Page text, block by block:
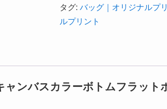
タグ:バッグ｜オリジナルプ
ルプリント
ャンバスカラーボトムフラット